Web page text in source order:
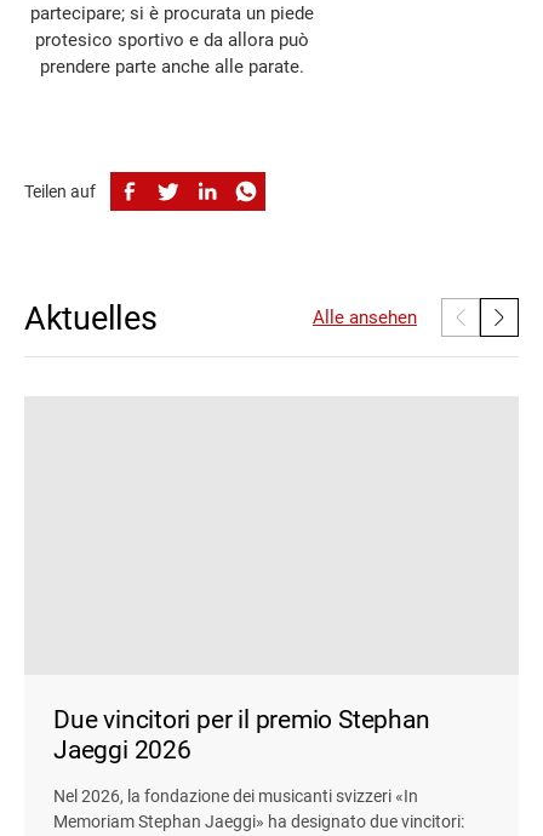
partecipare; si è procurata un piede
protesico sportivo e da allora può
prendere parte anche alle parate.
Teilen auf
Aktuelles Alle ansehen
Due vincitori per il premio Stephan
Jaeggi 2026
Nel 2026, la fondazione dei musicanti svizzeri «In
Memoriam Stephan Jaeggi» ha designato due vincitori: